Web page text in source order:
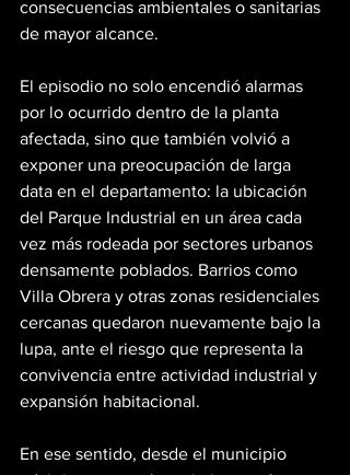
consecuencias ambientales o sanitarias
de mayor alcance.
El episodio no solo encendió alarmas
por lo ocurrido dentro de la planta
afectada, sino que también volvió a
exponer una preocupación de larga
data en el departamento: la ubicación
del Parque Industrial en un área cada
vez más rodeada por sectores urbanos
densamente poblados. Barrios como
Villa Obrera y otras zonas residenciales
cercanas quedaron nuevamente bajo la
lupa, ante el riesgo que representa la
convivencia entre actividad industrial y
expansión habitacional.
En ese sentido, desde el municipio